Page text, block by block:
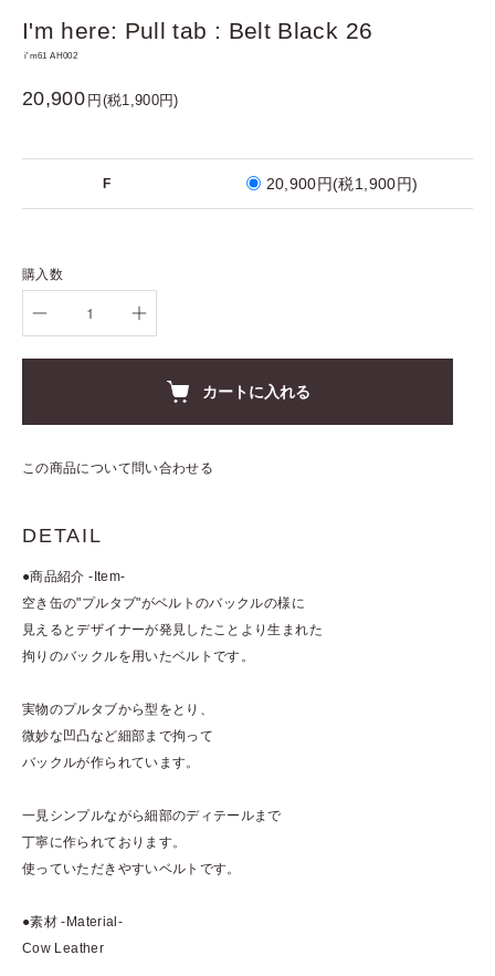
I'm here: Pull tab : Belt Black 26
i'm61 AH002
20,900 円(税1,900円)
F 20,900円(税1,900円)
購入数
カートに入れる
この商品について問い合わせる
DETAIL
●商品紹介 -Item-
空き缶の"プルタブ"がベルトのバックルの様に
見えるとデザイナーが発見したことより生まれた
拘りのバックルを用いたベルトです。
実物のプルタブから型をとり、
微妙な凹凸など細部まで拘って
バックルが作られています。
一見シンプルながら細部のディテールまで
丁寧に作られております。
使っていただきやすいベルトです。
●素材 -Material-
Cow Leather